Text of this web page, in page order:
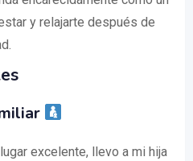
y relajarte después de
excelente, llevo a mi hija